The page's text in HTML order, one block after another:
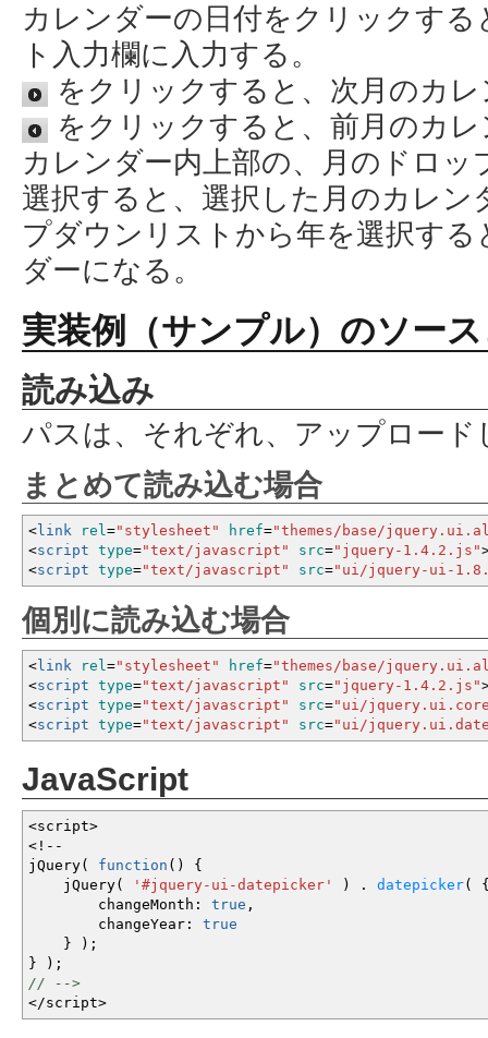
カレンダーの日付をクリックす
ト入力欄に入力する。
をクリックすると、次月のカ
をクリックすると、前月のカ
カレンダー内上部の、月のドロ
選択すると、選択した月のカレ
プダウンリストから年を選択す
ダーになる。
実装例（サンプル）のソー
読み込み
パスは、それぞれ、アップロード
まとめて読み込む場合
<link rel="stylesheet" href="themes/base/
<script type="text/javascript" src="jquery-1.4.2.js"
<script type="text/javascript" src="ui/jquery-ui-
個別に読み込む場合
<link rel="stylesheet" href="themes/base/
<script type="text/javascript" src="jquery-1.4.2.js"
<script type="text/javascript" src="ui/
<script type="text/javascript" src="ui/
JavaScript
<script>
<!--
jQuery( function ( )
{
jQuery( '#jquery-ui-datepicker' ) . datepicker(
changeMonth : true ,
changeYear :
true
}
) ;
}
) ;
// -->
</script>